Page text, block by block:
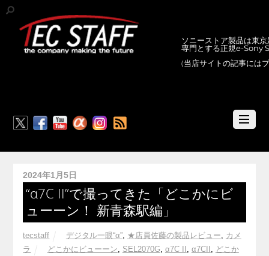
ソニーストア製品は東
専門とする正規e-Sony
(当店サイトの記事には
2024年1月5日
“α7C II”で撮ってきた「どこかにビ
ューーン！ 新青森駅編」
tecstaff デジタル一眼“α”, ★店員佐藤の製品レビュー, カメ
ラ
どこかにビューーン, SEL2070G, α7C II , α7CII , どこか